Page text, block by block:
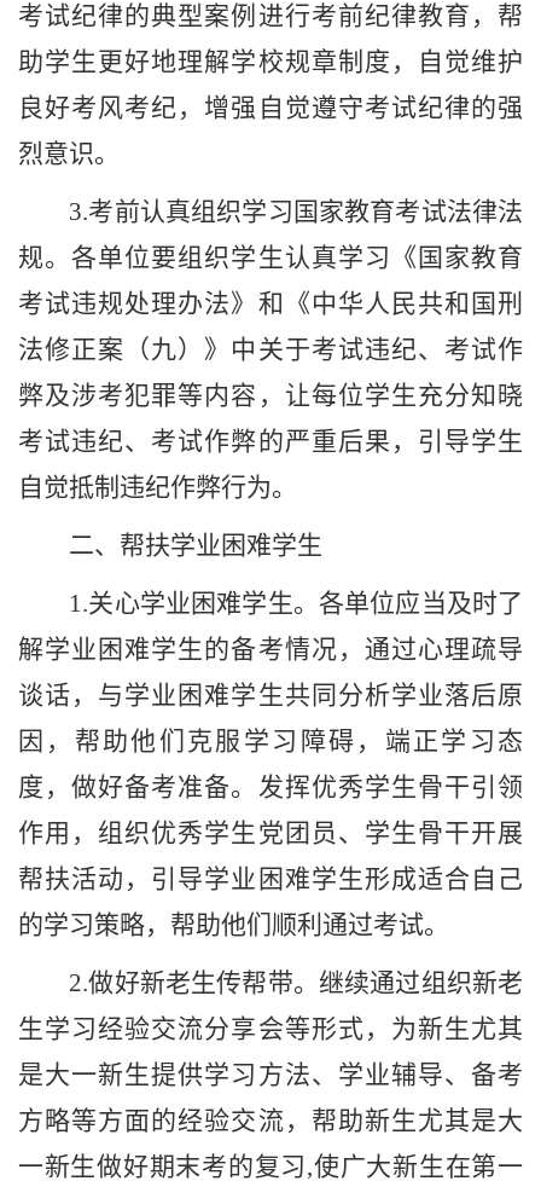
考试纪律的典型案例进行考前纪律教育，帮
助学生更好地理解学校规章制度，自觉维护
良好考风考纪，增强自觉遵守考试纪律的强
烈意识。
3.考前认真组织学习国家教育考试法律法
规。各单位要组织学生认真学习《国家教育
考试违规处理办法》和《中华人民共和国刑
法修正案（九）》中关于考试违纪、考试作
弊及涉考犯罪等内容，让每位学生充分知晓
考试违纪、考试作弊的严重后果，引导学生
自觉抵制违纪作弊行为。
二、帮扶学业困难学生
1.关心学业困难学生。各单位应当及时了
解学业困难学生的备考情况，通过心理疏导
谈话，与学业困难学生共同分析学业落后原
因，帮助他们克服学习障碍，端正学习态
度，做好备考准备。发挥优秀学生骨干引领
作用，组织优秀学生党团员、学生骨干开展
帮扶活动，引导学业困难学生形成适合自己
的学习策略，帮助他们顺利通过考试。
2.做好新老生传帮带。继续通过组织新老
生学习经验交流分享会等形式，为新生尤其
是大一新生提供学习方法、学业辅导、备考
方略等方面的经验交流，帮助新生尤其是大
一新生做好期末考的复习,使广大新生在第一